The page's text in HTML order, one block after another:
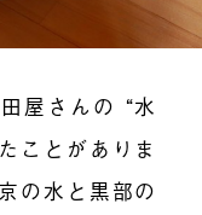
屋さんの “水
ことがありま
の水と黒部の